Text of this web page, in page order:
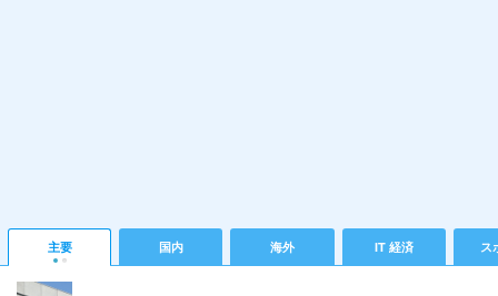
主要 国内 海外 IT 経済 ス